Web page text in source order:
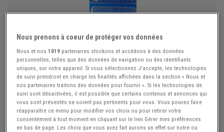
Réf : A406014 Actualisée le : 03/08/2026
Cabochon feu clignotant droit PEUGEOT
304
Créer une alerte Pièces PEUGEOT 304
20 €
Nous prenons à coeur de protéger vos données
Nous et nos1019 partenaires stockons et accédons à des données
personnelles, telles que des données de navigation ou des identifiants
uniques, sur votre appareil. Si vous sélectionnez J'accepte, les technologies
de suivi prendront en charge les finalités affichées dans la section « Nous et
nos partenaires traitons des données pour fournir ». Si les technologies de
suivi sont désactivées, il est possible que certains contenus et annonces qui
vous sont présentés ne soient pas pertinents pour vous. Vous pouvez faire
réapparaître ce menu pour modifier vos choix ou pour retirer votre
consentement à tout moment en cliquant sur le lien Gérer mes préférences
en bas de page. Les choix que vous avez fait aurons un effet sur notre ou